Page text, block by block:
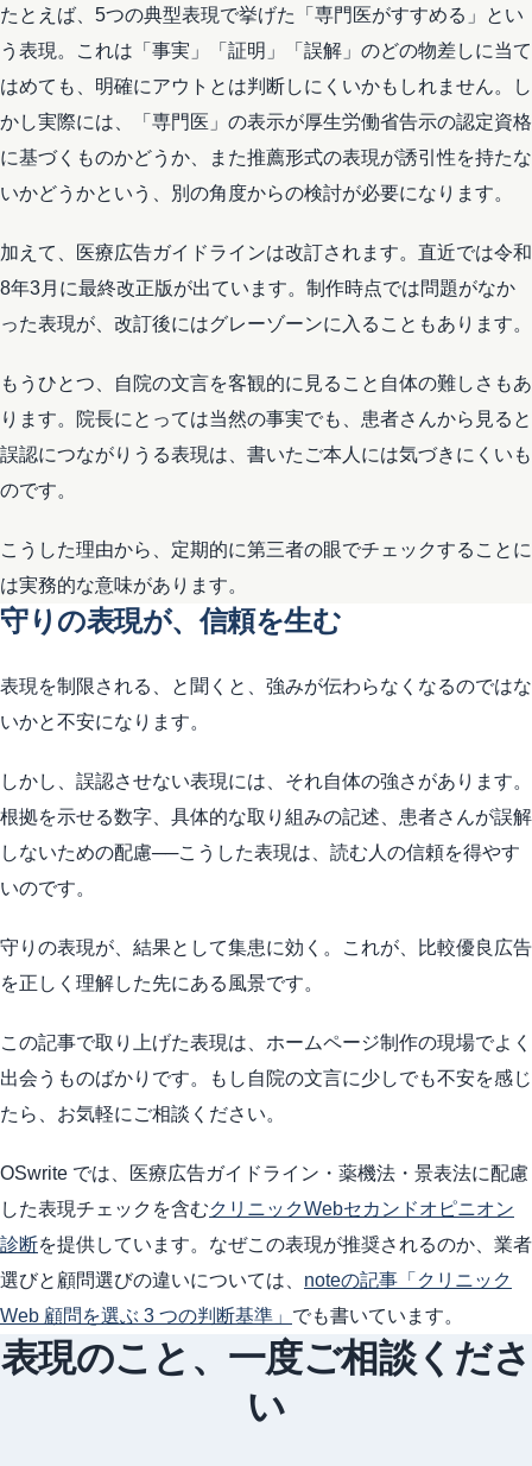
たとえば、5つの典型表現で挙げた「専門医がすすめる」とい
う表現。これは「事実」「証明」「誤解」のどの物差しに当て
はめても、明確にアウトとは判断しにくいかもしれません。し
かし実際には、「専門医」の表示が厚生労働省告示の認定資格
に基づくものかどうか、また推薦形式の表現が誘引性を持たな
いかどうかという、別の角度からの検討が必要になります。
加えて、医療広告ガイドラインは改訂されます。直近では令和
8年3月に最終改正版が出ています。制作時点では問題がなか
った表現が、改訂後にはグレーゾーンに入ることもあります。
もうひとつ、自院の文言を客観的に見ること自体の難しさもあ
ります。院長にとっては当然の事実でも、患者さんから見ると
誤認につながりうる表現は、書いたご本人には気づきにくいも
のです。
こうした理由から、定期的に第三者の眼でチェックすることに
は実務的な意味があります。
守りの表現が、信頼を生む
表現を制限される、と聞くと、強みが伝わらなくなるのではな
いかと不安になります。
しかし、誤認させない表現には、それ自体の強さがあります。
根拠を示せる数字、具体的な取り組みの記述、患者さんが誤解
しないための配慮──こうした表現は、読む人の信頼を得やす
いのです。
守りの表現が、結果として集患に効く。これが、比較優良広告
を正しく理解した先にある風景です。
この記事で取り上げた表現は、ホームページ制作の現場でよく
出会うものばかりです。もし自院の文言に少しでも不安を感じ
たら、お気軽にご相談ください。
OSwrite では、医療広告ガイドライン・薬機法・景表法に配慮
した表現チェックを含むクリニックWebセカンドオピニオン
診断を提供しています。なぜこの表現が推奨されるのか、業者
選びと顧問選びの違いについては、 noteの記事「クリニック
Web 顧問を選ぶ 3 つの判断基準」 でも書いています。
表現のこと、一度ご相談くださ
い